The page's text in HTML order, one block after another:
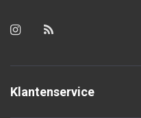
Klantenservice